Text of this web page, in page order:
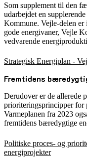
Som supplement til den
udarbejdet en
Kommune. Vejle-delen
gode energivaner, Vejle
vedvarende
Strategisk Energiplan -
Fremtidens
Derudover er de allerede
prioriteringsprincipper for
Varmeplanen fra 2023
fremtidens bæredygtige
Politiske proces- og
energiprojekter